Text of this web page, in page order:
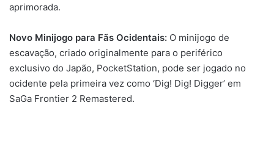
aprimorada.
Novo Minijogo para Fãs Ocidentais: O minijogo de
escavação, criado originalmente para o periférico
exclusivo do Japão, PocketStation, pode ser jogado no
ocidente pela primeira vez como ‘Dig! Dig! Digger’ em
SaGa Frontier 2 Remastered.